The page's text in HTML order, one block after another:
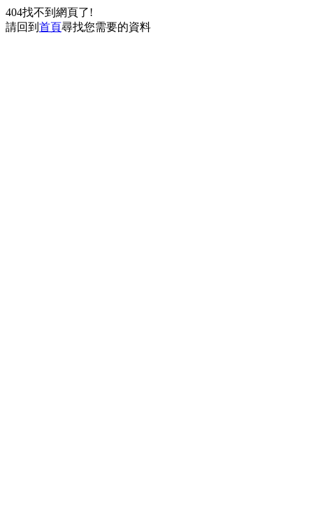
404找不到網頁了!
請回到 首頁尋找您需要的資料